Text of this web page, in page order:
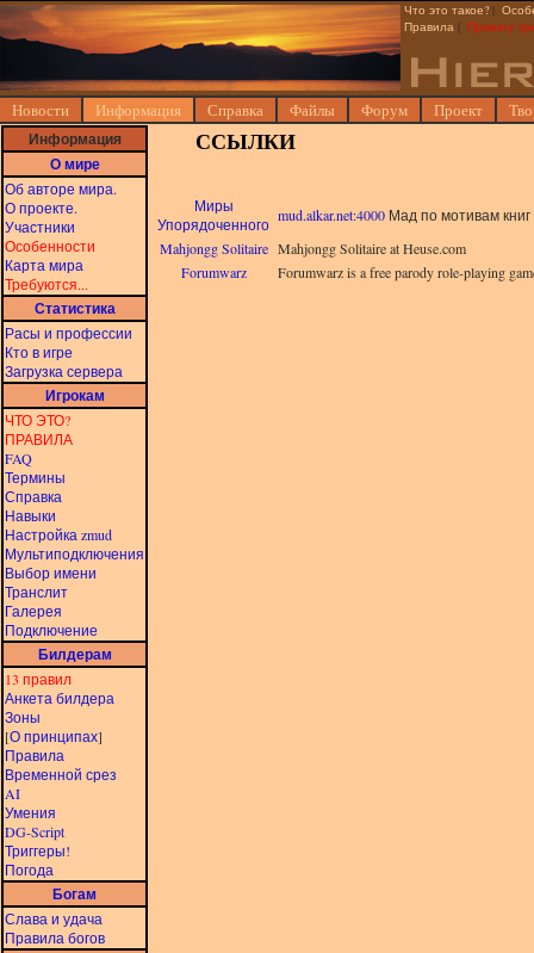
Что это такое? |
Правила | Проекту
Новости Информация Справка Файлы Форум Проект
Информация
О мире
Об авторе мира.
О проекте.
Участники
Особенности
Карта мира
Требуются...
Статистика
Расы и профессии
Кто в игре
Загрузка сервера
Игрокам
ЧТО ЭТО?
ПРАВИЛА
FAQ
Термины
Справка
Навыки
Настройка zmud
Мультиподключения
Выбор имени
Транслит
Галерея
Подключение
Билдерам
13 правил
Анкета билдера
Зоны
[О принципах]
Правила
Временной срез
AI
Умения
DG-Script
Триггеры!
Погода
Богам
Слава и удача
Правила богов
ССЫЛКИ
Миры
Упорядоченного mud.alkar.net:4000 Мад по мотивам
Mahjongg Solitaire Mahjongg Solitaire at Heuse.com
Forumwarz
Forumwarz is a free parody role-playing